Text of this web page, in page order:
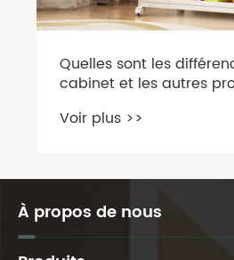
À propos de nous